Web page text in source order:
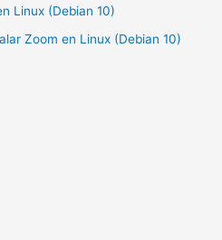
Linux (Debian 10)
Zoom en Linux (Debian 10)